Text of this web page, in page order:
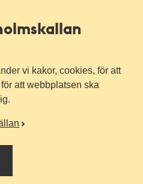
vi kakor, cookies, för att
att webbplatsen ska